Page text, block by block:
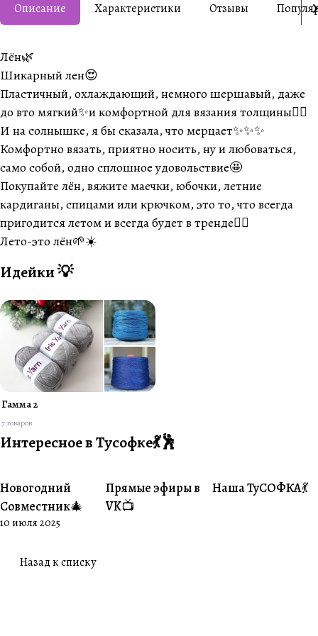
Описание Характеристики Отзывы
Лён🌿
Шикарный лен😍
Пластичный, охлаждающий, немного шершавый, даже
до вто мягкий✨и комфортной для вязания толщины👌🏽
И на солнышке, я бы сказала, что мерцает✨✨✨
Комфортно вязать, приятно носить, ну и любоваться,
само собой, одно сплошное удовольствие🤩
Покупайте лён, вяжите маечки, юбочки, летние
кардиганы, спицами или крючком, это то, что всегда
пригодится летом и всегда будет в тренде👌🏽
Лето-это лён🌱☀️
Идейки 💡
Гамма 2
7 товаров
Интересное в Тусофке💃🕺
#Совместники
Новогодний
Совместник🎄
10 июля 2025
#Житуха
Прямые эфиры в
VK📺
#Совместники
Наша ТуСОФКА💃
Назад к списку